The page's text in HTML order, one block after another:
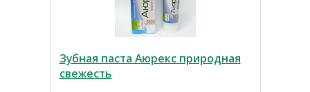
Зубная паста Аюрекс природная
свежесть